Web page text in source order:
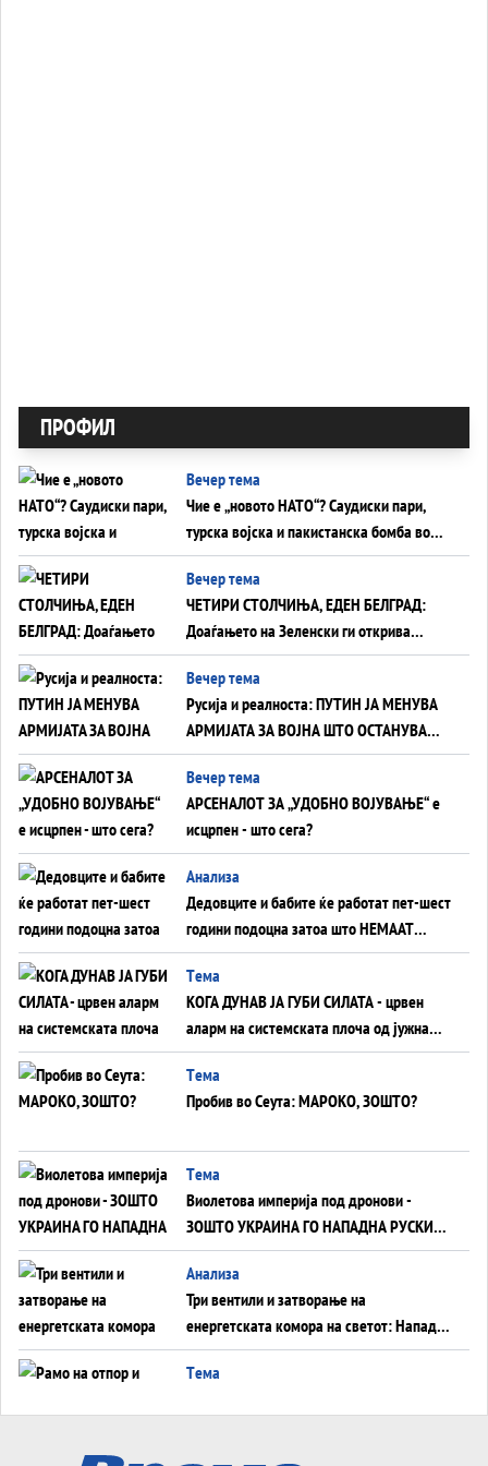
ПРОФИЛ
Вечер тема
Чие е „новото НАТО“? Саудиски пари,
турска војска и пакистанска бомба во
служба на Америка - или ќе стане
сувишна?
Вечер тема
ЧЕТИРИ СТОЛЧИЊА, ЕДЕН БЕЛГРАД:
Доаѓањето на Зеленски ги открива
тајните на политиката на балансирање
на Вучиќ
Вечер тема
Русија и реалноста: ПУТИН ЈА МЕНУВА
АРМИЈАТА ЗА ВОЈНА ШТО ОСТАНУВА
БЕЗ ФРОНТ
Вечер тема
АРСЕНАЛОТ ЗА „УДОБНО ВОЈУВАЊЕ“ е
исцрпен - што сега?
Анализа
Дедовците и бабите ќе работат пет-шест
години подоцна затоа што НЕМААТ
ВНУЦИ ДА ГИ ЗАМЕНАТ
Tема
КОГА ДУНАВ ЈА ГУБИ СИЛАТА - црвен
аларм на системската плоча од јужна
Германија до Црното Море...
Tема
Пробив во Сеута: МАРОКО, ЗОШТО?
Tема
Виолетова империја под дронови -
ЗОШТО УКРАИНА ГО НАПАДНА РУСКИОТ
WILDBERRIES
Aнализа
Три вентили и затворање на
енергетската комора на светот: Нападот
во Суец најавува глобален енергетски
инфаркт?
Tема